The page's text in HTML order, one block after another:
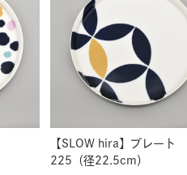
【SLOW hira】プレート
225（径22.5cm）